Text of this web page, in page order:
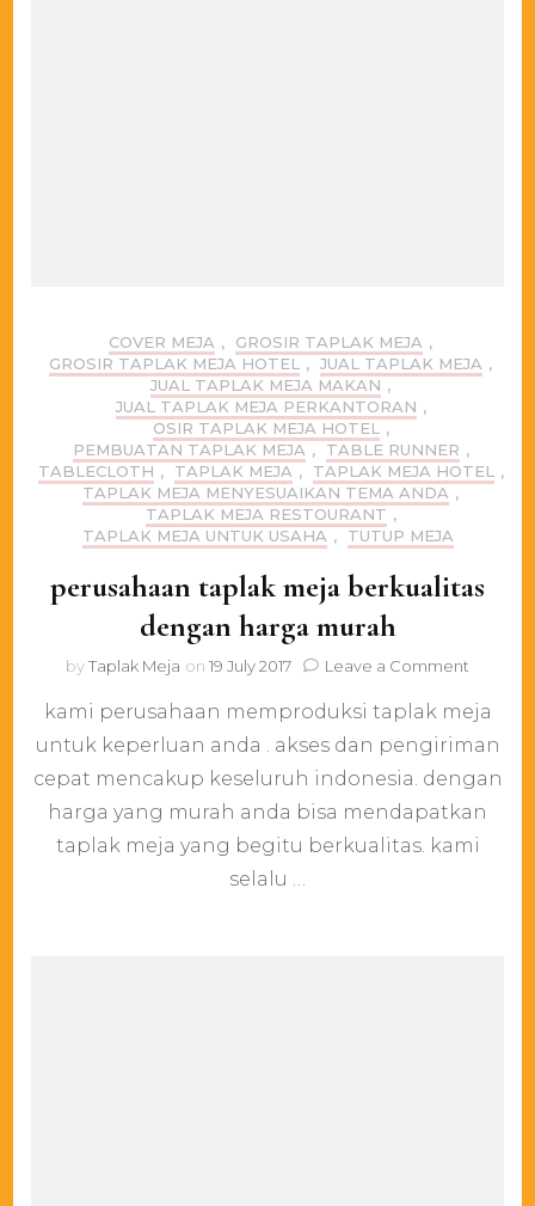
COVER MEJA , GROSIR TAPLAK MEJA ,
GROSIR TAPLAK MEJA HOTEL
, JUAL TAPLAK MEJA ,
JUAL TAPLAK MEJA MAKAN ,
JUAL TAPLAK MEJA PERKANTORAN ,
OSIR TAPLAK MEJA HOTEL
,
PEMBUATAN TAPLAK MEJA , TABLE RUNNER ,
TABLECLOTH , TAPLAK MEJA , TAPLAK MEJA HOTEL
,
TAPLAK MEJA MENYESUAIKAN TEMA ANDA ,
TAPLAK MEJA RESTOURANT ,
TAPLAK MEJA UNTUK USAHA , TUTUP MEJA
perusahaan taplak meja berkualitas
dengan harga murah
byTaplak Meja on 19 July 2017 Leave a Comment
taplak
dengan
harga
kami perusahaan memproduksi taplak meja
untuk keperluan anda . akses dan pengiriman
cepat mencakup keseluruh indonesia. dengan
harga yang murah anda bisa mendapatkan
taplak meja yang begitu berkualitas. kami
selalu …